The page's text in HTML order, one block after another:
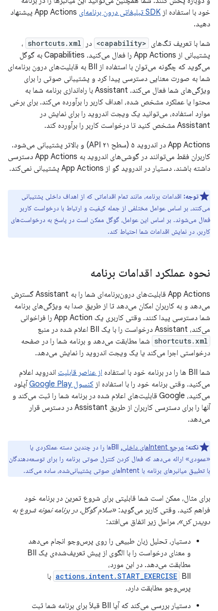
خود با استفاده از SDK تبلیغاتی درون برنامه‌ای
App Actions پیشنهاد
دهید.
شما با تعریف تگ‌های <capability> در shortcuts.xml ،
پشتیبانی از App Actions را فعال می‌کنید. Capabilities به گوگل
می‌گوید که چگونه می‌توان با استفاده از BII به قابلیت‌های درون برنامه‌ای
شما به صورت معنایی دسترسی پیدا کرد و پشتیبانی صوتی را برای
ویژگی‌های شما فعال می‌کند. Assistant با راه‌اندازی برنامه شما به
محتوا یا عملکرد مشخص شده، اهداف کاربر را برآورده می‌کند. برای برخی
موارد استفاده، می‌توانید یک ویجت اندروید را برای نمایش در
Assistant مشخص کنید تا درخواست کاربر را برآورده کند.
App Actions در اندروید ۵ (سطح API ۲۱) و بالاتر پشتیبانی می‌شود.
کاربران فقط می‌توانند در گوشی‌های اندروید به App Actions دسترسی
داشته باشند. دستیار در اندروید گو از App Actions پشتیبانی نمی‌کند.
توجه: اقدامات برنامه، مانند تمام اقداماتی که از اهداف داخلی پشتیبانی
می‌کنند، بر اساس عوامل مختلفی از جمله کیفیت و ارتباط با درخواست کاربر
فعال می‌شوند. بر اساس این عوامل، گوگل ممکن است در پاسخ به درخواست‌های
کاربر، در نمایش اقدامات شما احتیاط کند.
نحوه عملکرد اقدامات برنامه
App Actions قابلیت‌های درون‌برنامه‌ای شما را به Assistant گسترش
می‌دهد و به کاربران امکان می‌دهد تا از طریق صدا به ویژگی‌های برنامه
شما دسترسی پیدا کنند. وقتی کاربری یک App Action را فراخوانی
می‌کند، Assistant درخواست را با یک BII اعلام شده در منبع
shortcuts.xml شما مطابقت می‌دهد و برنامه شما را در صفحه
درخواستی اجرا می‌کند یا یک ویجت اندروید را نمایش می‌دهد.
شما BII ها را در برنامه خود با استفاده
از عناصر قابلیت اندروید اعلام
می‌کنید. وقتی برنامه خود را با استفاده از کنسول Google Play
آپلود
می‌کنید، Google قابلیت‌های اعلام شده در برنامه شما را ثبت می‌کند و
آنها را برای دسترسی کاربران از طریق Assistant در دسترس قرار
می‌دهد.
نکته: مرجع Intentهای داخلی،
BIIها را در چندین دسته عملکردی یا
«عمودی» ارائه می‌دهد که فعال کردن کنترل صوتی برنامه را برای توسعه‌دهندگان
با تطبیق میانبرهای برنامه با Intentهای صوتی پشتیبانی‌شده، ساده می‌کند.
برای مثال، ممکن است شما قابلیتی برای شروع تمرین در برنامه خود
فراهم کنید. وقتی کاربر می‌گوید: «سلام گوگل، در برنامه نمونه شروع به
دویدن کن»، مراحل زیر اتفاق می‌افتد:
دستیار، تحلیل زبان طبیعی را روی پرس‌وجو انجام می‌دهد
و معنای درخواست را با الگوی از پیش تعریف‌شده‌ی یک BII
مطابقت می‌دهد. در این مورد،
actions.intent.START_EXERCISE BII با
پرس‌وجو مطابقت دارد.
دستیار بررسی می‌کند که آیا BII قبلاً برای برنامه شما ثبت